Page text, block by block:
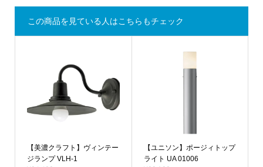
この商品を見ている人はこちらもチェック
【美濃クラフト】ヴィンテー
ジランプ VLH-1
【ユニソン】ポージィトップ
ライト UA 01006